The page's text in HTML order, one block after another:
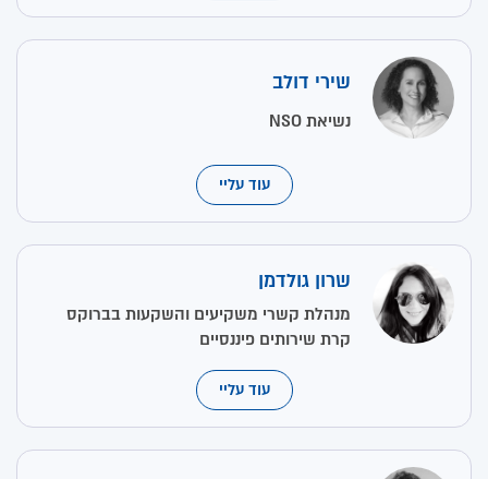
שירי דולב
נשיאת NSO
עוד עליי
שרון גולדמן
מנהלת קשרי משקיעים והשקעות בברוקס
קרת שירותים פיננסיים
עוד עליי